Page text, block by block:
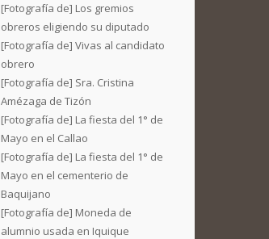
[Fotografía de] Los gremios
obreros eligiendo su diputado
[Fotografía de] Vivas al candidato
obrero
[Fotografía de] Sra. Cristina
Amézaga de Tizón
[Fotografía de] La fiesta del 1° de
Mayo en el Callao
[Fotografía de] La fiesta del 1° de
Mayo en el cementerio de
Baquijano
[Fotografía de] Moneda de
alumnio usada en Iquique